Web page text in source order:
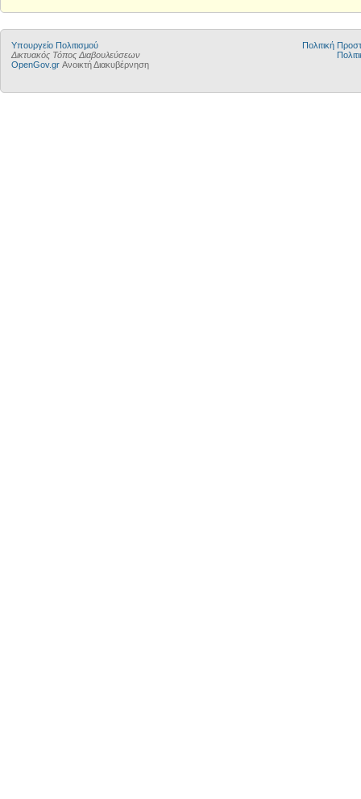
Υπουργείο Πολιτισμού
Δικτυακός Τόπος Διαβουλεύσεων
OpenGov.gr Ανοικτή Διακυβέρνηση
Πολιτική